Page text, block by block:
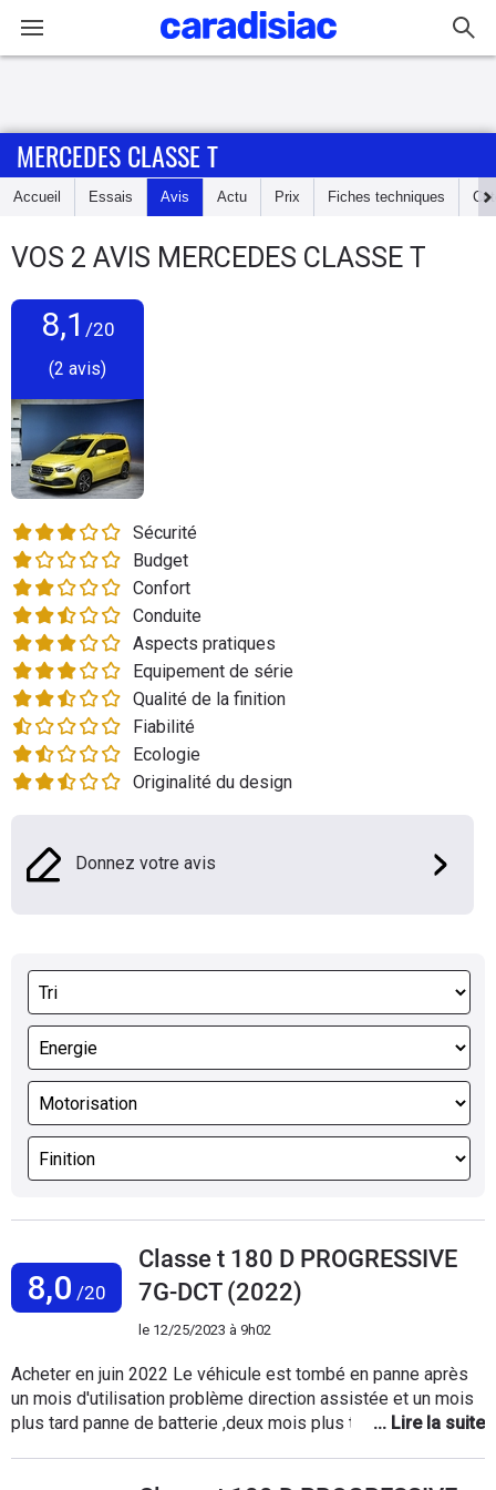
Accueil
Essais
Guide
Electriques
Utilitaires
Flottes
Auto
Services
Forum
Moto
Marques
MERCEDES CLASSE T
Accueil Essais Avis Actu Prix Fiches techniques
VOS 2 AVIS MERCEDES CLASSE T
8,1 /20
(2 avis)
Sécurité
Budget
Confort
Conduite
Aspects pratiques
Equipement de série
Qualité de la finition
Fiabilité
Ecologie
Originalité du design
Donnez votre avis
8,0 /20
Classe t 180 D PROGRESSIVE
7G-DCT (2022)
le 12/25/2023 à 9h02
Acheter en juin 2022 Le véhicule est tombé en panne après
un mois d'utilisation problème direction assistée et un mois
plus tard panne de batterie ,deux mois plus tard panne des